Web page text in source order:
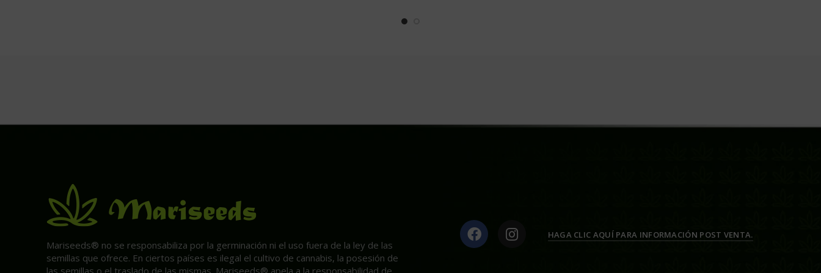
Mariseeds® no se responsabiliza por la germinación ni el uso fuera de la ley de las
semillas que ofrece. En ciertos países es ilegal el cultivo de cannabis, la posesión de
las semillas o el traslado de las mismas. Mariseeds® apela a la responsabilidad de
HAGA CLIC AQUÍ PARA INFORMACIÓN POST VENTA.